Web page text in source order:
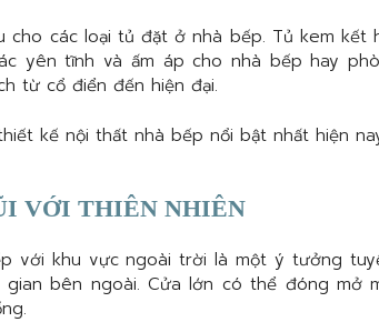
cho các loại tủ đặt ở nhà bếp. Tủ kem kết
yên tĩnh và ấm áp cho nhà bếp hay
từ cổ điển đến hiện đại.
VỚI THIÊN NHIÊN
với khu vực ngoài trời là một ý tưởng
bên ngoài. Cửa lớn có thể đóng mở